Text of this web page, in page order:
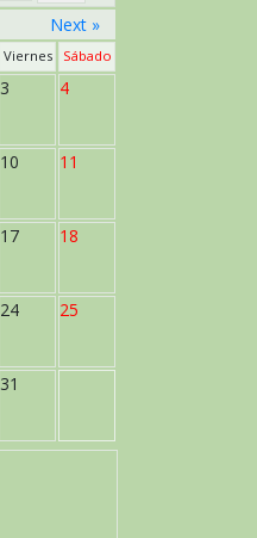
Next »
Viernes Sábado
3 4
10 11
17 18
24 25
31